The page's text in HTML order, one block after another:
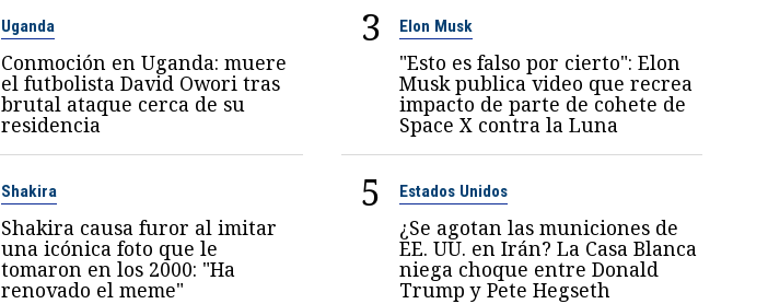
Uganda
Conmoción en Uganda: muere
el futbolista David Owori tras
brutal ataque cerca de su
residencia
3 Elon Musk
"Esto es falso por cierto": Elon
Musk publica video que recrea
impacto de parte de cohete de
Space X contra la Luna
Shakira
Shakira causa furor al imitar
una icónica foto que le
tomaron en los 2000: "Ha
renovado el meme"
5 Estados Unidos
¿Se agotan las municiones de
EE. UU. en Irán? La Casa Blanca
niega choque entre Donald
Trump y Pete Hegseth